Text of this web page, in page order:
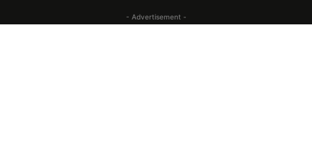
- Advertisement -